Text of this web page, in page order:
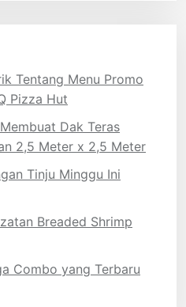
Tentang Menu Promo
Pizza Hut
Dak Teras
2,5 Meter x 2,5 Meter
Tinju Minggu Ini
Breaded Shrimp
Combo yang Terbaru